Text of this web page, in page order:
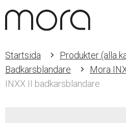
Startsida
Produkter (alla
Badkarsblandare
Mora
INXX II badkarsblandare